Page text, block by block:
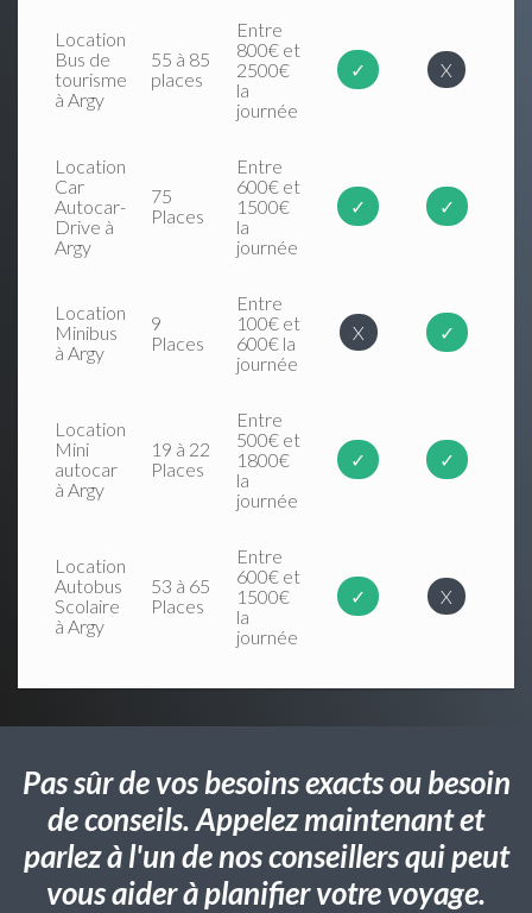
Location
Bus de
tourisme
à Argy
55 à 85
places
Entre
800€ et
2500€
la
journée
✓ X
Location
Car
Autocar-
Drive à
Argy
75
Places
Entre
600€ et
1500€
la
journée
✓ ✓
Location
Minibus
à Argy
9
Places
Entre
100€ et
600€ la
journée
X ✓
Location
Mini
autocar
à Argy
19 à 22
Places
Entre
500€ et
1800€
la
journée
✓ ✓
Location
Autobus
Scolaire
à Argy
53 à 65
Places
Entre
600€ et
1500€
la
journée
✓ X
Pas sûr de vos besoins exacts ou besoin
de conseils. Appelez maintenant et
parlez à l'un de nos conseillers qui peut
vous aider à planifier votre voyage.